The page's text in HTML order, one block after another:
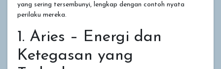
yang sering tersembunyi, lengkap dengan contoh nyata
perilaku mereka.
1. Aries – Energi dan
Ketegasan yang